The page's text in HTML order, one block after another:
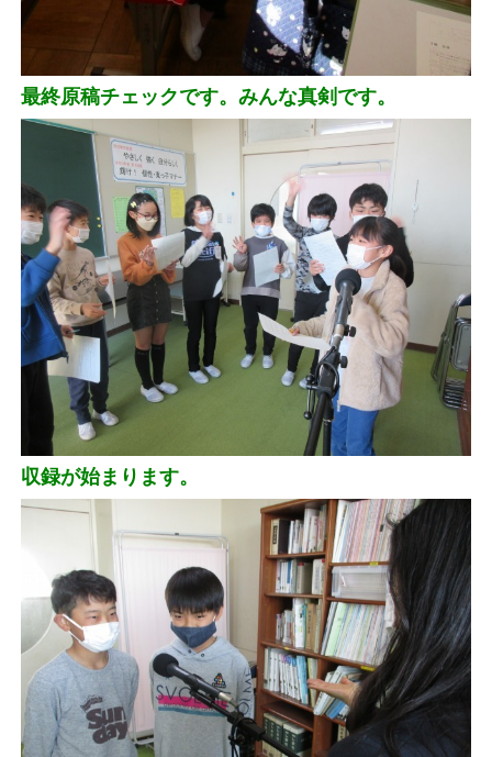
最終原稿チェックです。みんな真剣です。
収録が始まります。